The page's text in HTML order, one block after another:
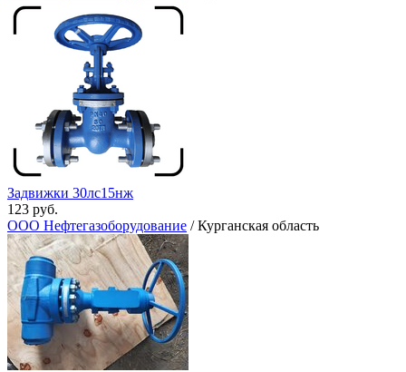
Задвижки 30лс15нж
123 руб.
ООО Нефтегазоборудование / Курганская область